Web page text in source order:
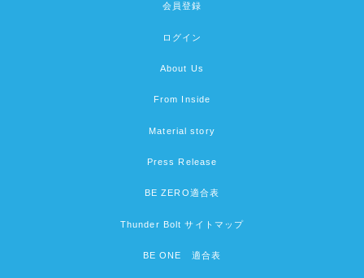
会員登録
ログイン
About Us
From Inside
Material story
Press Release
BE ZERO適合表
Thunder Bolt サイトマップ
BE ONE 適合表